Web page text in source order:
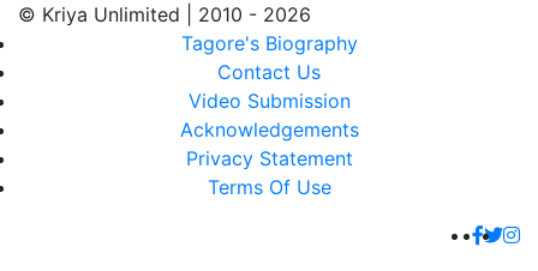
© Kriya Unlimited | 2010 - 2026
Tagore's Biography
Contact Us
Video Submission
Acknowledgements
Privacy Statement
Terms Of Use